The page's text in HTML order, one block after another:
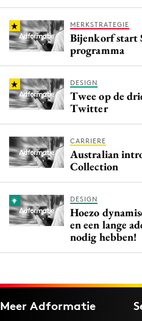
MERKSTRATEGIE
Bijenkorf start
programma
DESIGN
Twee op de
Twitter
CARRIERE
Australian
Collection
DESIGN
Hoezo
en een lange
nodig hebben!
Meer Adformatie